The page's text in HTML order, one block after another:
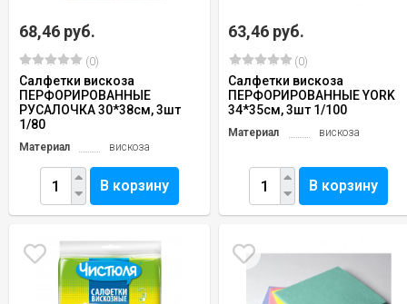
68,46 руб.
(0)
Салфетки вискоза
ПЕРФОРИРОВАННЫЕ
РУСАЛОЧКА 30*38см, 3шт
1/80
Материал вискоза
В корзину
63,46 руб.
(0)
Салфетки вискоза
ПЕРФОРИРОВАННЫЕ YORK
34*35см, 3шт 1/100
Материал вискоза
В корзину